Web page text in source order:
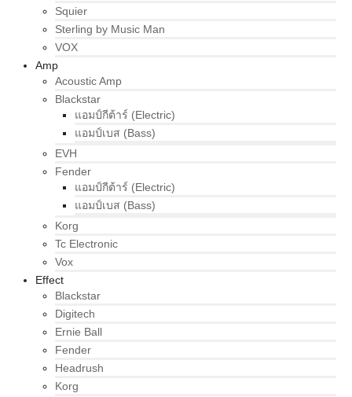
Squier
Sterling by Music Man
VOX
Amp
Acoustic Amp
Blackstar
แอมป์กีต้าร์ (Electric)
แอมป์เบส (Bass)
EVH
Fender
แอมป์กีต้าร์ (Electric)
แอมป์เบส (Bass)
Korg
Tc Electronic
Vox
Effect
Blackstar
Digitech
Ernie Ball
Fender
Headrush
Korg